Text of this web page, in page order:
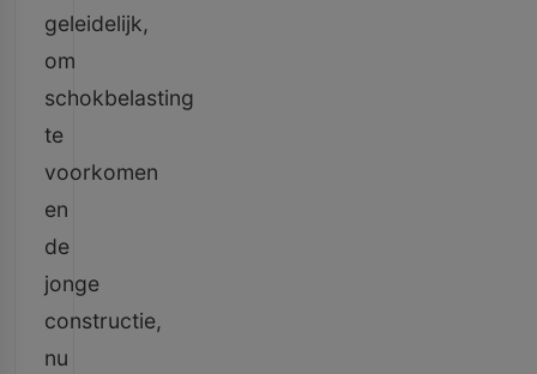
geleidelijk,
om
schokbelasting
te
voorkomen
en
de
jonge
constructie,
nu